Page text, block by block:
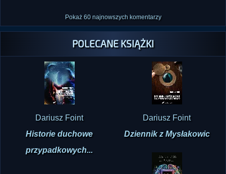
Pokaż 60 najnowszych komentarzy
POLECANE KSIĄŻKI
Dariusz Foint
Historie duchowe
przypadkowych...
Dariusz Foint
Dziennik z Mysłakowic